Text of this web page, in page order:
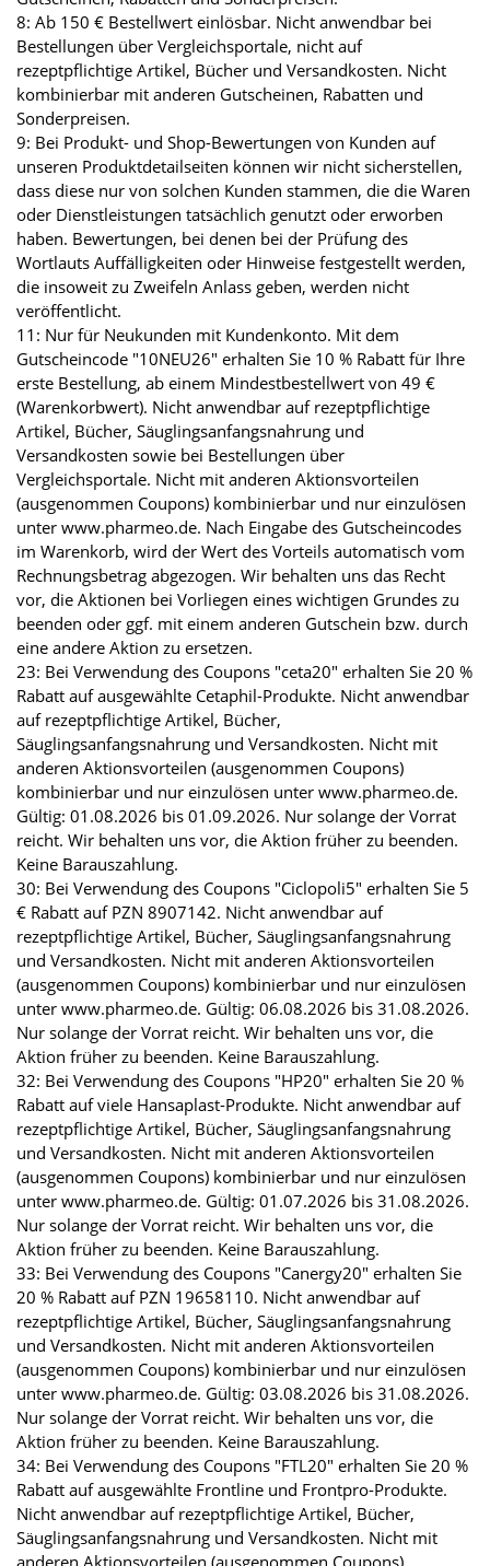
8: Ab 150 € Bestellwert einlösbar. Nicht anwendbar bei
Bestellungen über Vergleichsportale, nicht auf
rezeptpflichtige Artikel, Bücher und Versandkosten. Nicht
kombinierbar mit anderen Gutscheinen, Rabatten und
Sonderpreisen.
9: Bei Produkt- und Shop-Bewertungen von Kunden auf
unseren Produktdetailseiten können wir nicht sicherstellen,
dass diese nur von solchen Kunden stammen, die die Waren
oder Dienstleistungen tatsächlich genutzt oder erworben
haben. Bewertungen, bei denen bei der Prüfung des
Wortlauts Auffälligkeiten oder Hinweise festgestellt werden,
die insoweit zu Zweifeln Anlass geben, werden nicht
veröffentlicht.
11: Nur für Neukunden mit Kundenkonto. Mit dem
Gutscheincode "10NEU26" erhalten Sie 10 % Rabatt für Ihre
erste Bestellung, ab einem Mindestbestellwert von 49 €
(Warenkorbwert). Nicht anwendbar auf rezeptpflichtige
Artikel, Bücher, Säuglingsanfangsnahrung und
Versandkosten sowie bei Bestellungen über
Vergleichsportale. Nicht mit anderen Aktionsvorteilen
(ausgenommen Coupons) kombinierbar und nur einzulösen
unter www.pharmeo.de. Nach Eingabe des Gutscheincodes
im Warenkorb, wird der Wert des Vorteils automatisch vom
Rechnungsbetrag abgezogen. Wir behalten uns das Recht
vor, die Aktionen bei Vorliegen eines wichtigen Grundes zu
beenden oder ggf. mit einem anderen Gutschein bzw. durch
eine andere Aktion zu ersetzen.
23: Bei Verwendung des Coupons "ceta20" erhalten Sie 20 %
Rabatt auf ausgewählte Cetaphil-Produkte. Nicht anwendbar
auf rezeptpflichtige Artikel, Bücher,
Säuglingsanfangsnahrung und Versandkosten. Nicht mit
anderen Aktionsvorteilen (ausgenommen Coupons)
kombinierbar und nur einzulösen unter www.pharmeo.de.
Gültig: 01.08.2026 bis 01.09.2026. Nur solange der Vorrat
reicht. Wir behalten uns vor, die Aktion früher zu beenden.
Keine Barauszahlung.
30: Bei Verwendung des Coupons "Ciclopoli5" erhalten Sie 5
€ Rabatt auf PZN 8907142. Nicht anwendbar auf
rezeptpflichtige Artikel, Bücher, Säuglingsanfangsnahrung
und Versandkosten. Nicht mit anderen Aktionsvorteilen
(ausgenommen Coupons) kombinierbar und nur einzulösen
unter www.pharmeo.de. Gültig: 06.08.2026 bis 31.08.2026.
Nur solange der Vorrat reicht. Wir behalten uns vor, die
Aktion früher zu beenden. Keine Barauszahlung.
32: Bei Verwendung des Coupons "HP20" erhalten Sie 20 %
Rabatt auf viele Hansaplast-Produkte. Nicht anwendbar auf
rezeptpflichtige Artikel, Bücher, Säuglingsanfangsnahrung
und Versandkosten. Nicht mit anderen Aktionsvorteilen
(ausgenommen Coupons) kombinierbar und nur einzulösen
unter www.pharmeo.de. Gültig: 01.07.2026 bis 31.08.2026.
Nur solange der Vorrat reicht. Wir behalten uns vor, die
Aktion früher zu beenden. Keine Barauszahlung.
33: Bei Verwendung des Coupons "Canergy20" erhalten Sie
20 % Rabatt auf PZN 19658110. Nicht anwendbar auf
rezeptpflichtige Artikel, Bücher, Säuglingsanfangsnahrung
und Versandkosten. Nicht mit anderen Aktionsvorteilen
(ausgenommen Coupons) kombinierbar und nur einzulösen
unter www.pharmeo.de. Gültig: 03.08.2026 bis 31.08.2026.
Nur solange der Vorrat reicht. Wir behalten uns vor, die
Aktion früher zu beenden. Keine Barauszahlung.
34: Bei Verwendung des Coupons "FTL20" erhalten Sie 20 %
Rabatt auf ausgewählte Frontline und Frontpro-Produkte.
Nicht anwendbar auf rezeptpflichtige Artikel, Bücher,
Säuglingsanfangsnahrung und Versandkosten. Nicht mit
anderen Aktionsvorteilen (ausgenommen Coupons)